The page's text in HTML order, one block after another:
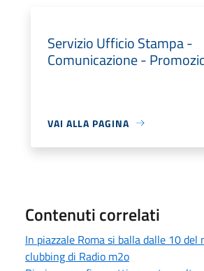
Servizio Ufficio Stampa -
Comunicazione -
VAI ALLA PAGINA
Contenuti correlati
In piazzale Roma si balla dalle 10
clubbing di Radio m2o